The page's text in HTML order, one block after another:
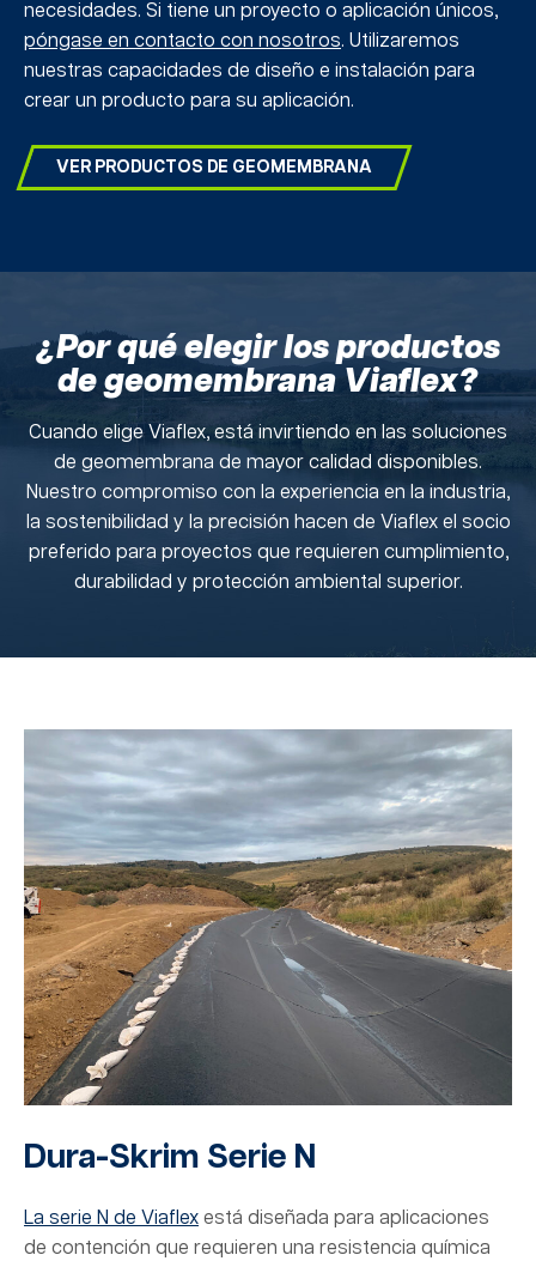
necesidades. Si tiene un proyecto o aplicación únicos,
póngase en contacto con nosotros. Utilizaremos
nuestras capacidades de diseño e instalación para
crear un producto para su aplicación.
VER PRODUCTOS DE GEOMEMBRANA
¿Por qué elegir los productos
de geomembrana Viaflex?
Cuando elige Viaflex, está invirtiendo en las soluciones
de geomembrana de mayor calidad disponibles.
Nuestro compromiso con la experiencia en la industria,
la sostenibilidad y la precisión hacen de Viaflex el socio
preferido para proyectos que requieren cumplimiento,
durabilidad y protección ambiental superior.
Dura-Skrim Serie N
La serie N de Viaflex está diseñada para aplicaciones
de contención que requieren una resistencia química